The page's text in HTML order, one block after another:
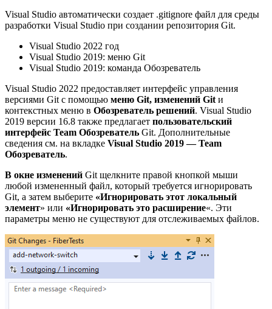
Visual Studio автоматически создает .gitignore файл для среды
разработки Visual Studio при создании репозитория Git.
Visual Studio 2022 год
Visual Studio 2019: меню Git
Visual Studio 2019: команда Обозреватель
Visual Studio 2022 предоставляет интерфейс управления
версиями Git с помощью меню Git, изменений Git и
контекстных меню в Обозреватель решений. Visual Studio
2019 версии 16.8 также предлагает пользовательский
интерфейс Team Обозреватель Git. Дополнительные
сведения см. на вкладке Visual Studio 2019 — Team
Обозреватель.
В окне изменений Git щелкните правой кнопкой мыши
любой измененный файл, который требуется игнорировать
Git, а затем выберите «Игнорировать этот локальный
элемент» или «Игнорировать это расширение«. Эти
параметры меню не существуют для отслеживаемых файлов.